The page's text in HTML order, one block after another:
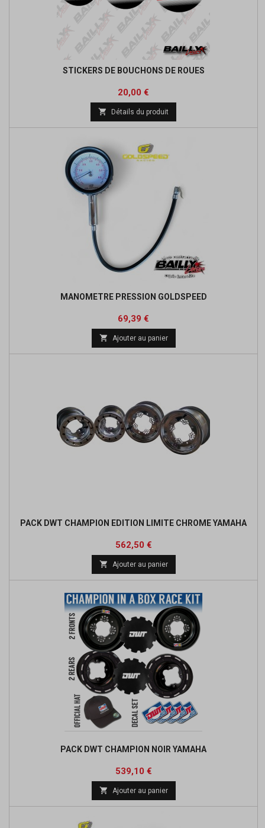
STICKERS DE BOUCHONS DE ROUES
Prix
20,00 €
 Détails du produit
MANOMETRE PRESSION GOLDSPEED
Prix
69,39 €
base
 Ajouter au panier
PACK DWT CHAMPION EDITION LIMITE CHROME YAMAHA
Prix
562,50 €Prix
de
base
 Ajouter au panier
PACK DWT CHAMPION NOIR YAMAHA
Prix
539,10 €Prix
de
base
 Ajouter au panier